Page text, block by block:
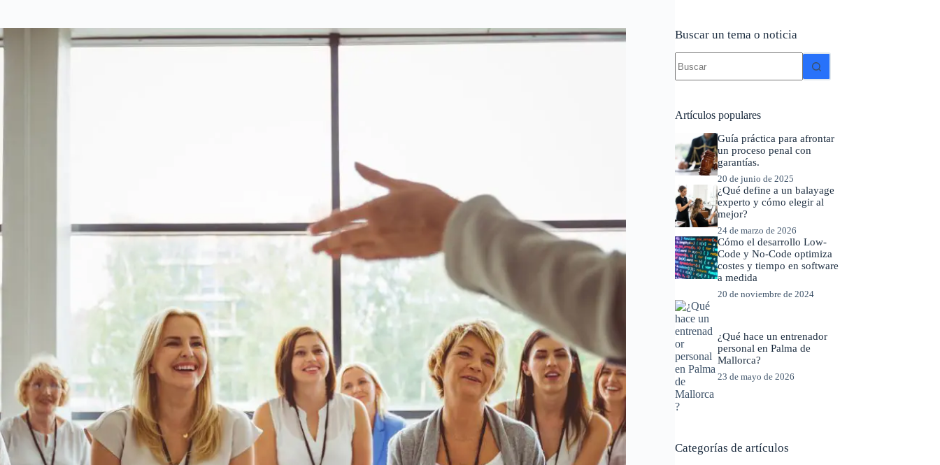
Buscar un tema o noticia
resultados
Artículos populares
Guía práctica para afrontar
un proceso penal con
garantías.
20 de junio de 2025
¿Qué define a un balayage
experto y cómo elegir al
mejor?
24 de marzo de 2026
Cómo el desarrollo Low-
Code y No-Code optimiza
costes y tiempo en software
a medida
20 de noviembre de 2024
¿Qué hace un entrenador
personal en Palma de
Mallorca?
23 de mayo de 2026
Categorías de artículos